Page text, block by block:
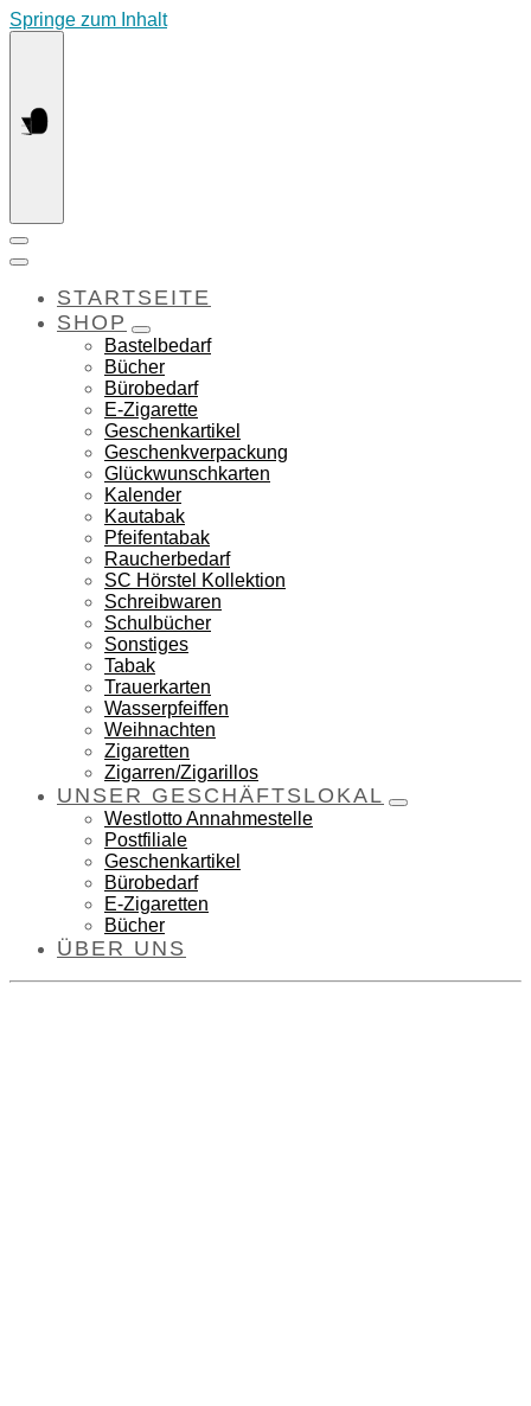
Springe zum Inhalt
STARTSEITE
SHOP
Bastelbedarf
Bücher
Bürobedarf
E-Zigarette
Geschenkartikel
Geschenkverpackung
Glückwunschkarten
Kalender
Kautabak
Pfeifentabak
Raucherbedarf
SC Hörstel Kollektion
Schreibwaren
Schulbücher
Sonstiges
Tabak
Trauerkarten
Wasserpfeiffen
Weihnachten
Zigaretten
Zigarren/Zigarillos
UNSER GESCHÄFTSLOKAL
Westlotto Annahmestelle
Postfiliale
Geschenkartikel
Bürobedarf
E-Zigaretten
Bücher
ÜBER UNS